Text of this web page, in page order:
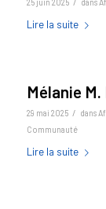
Lire la suite
Mélanie
29 mai 2025 / dans
Communauté
Lire la suite